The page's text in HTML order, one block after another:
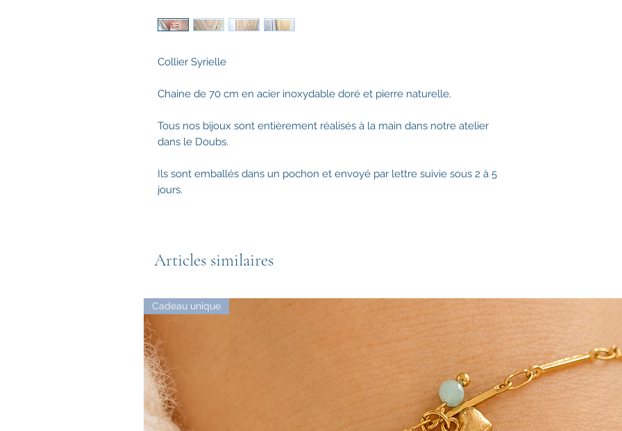
Collier Syrielle
Chaine de 70 cm en acier inoxydable doré et pierre naturelle.
Tous nos bijoux sont entièrement réalisés à la main dans notre atelier
dans le Doubs.
Ils sont emballés dans un pochon et envoyé par lettre suivie sous 2 à 5
jours.
Articles similaires
Cadeau unique